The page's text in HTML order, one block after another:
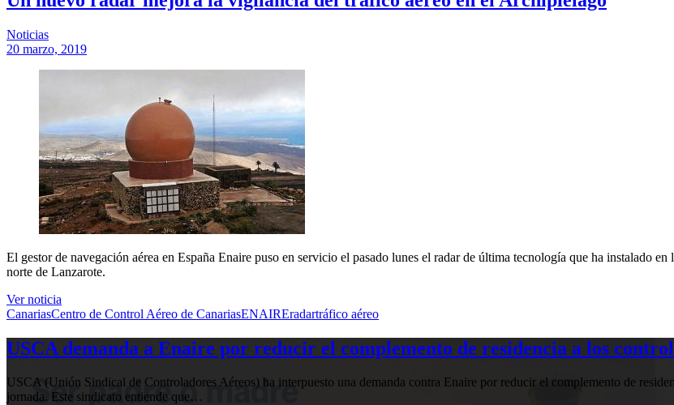
Noticias
20 marzo, 2019
El gestor de navegación aérea en España Enaire puso en servicio el pasado lunes el radar de última tecnología que ha instalado
norte de Lanzarote.
Ver noticia
CanariasCentro de Control Aéreo de CanariasENAIREradartráfico aéreo
USCA demanda a Enaire por reducir el complemento de residencia a los
USCA (Unión Sindical de Controladores Aéreos) ha interpuesto una demanda contra Enaire por reducir el complemento de
jornada. Este sindicato entiende que…